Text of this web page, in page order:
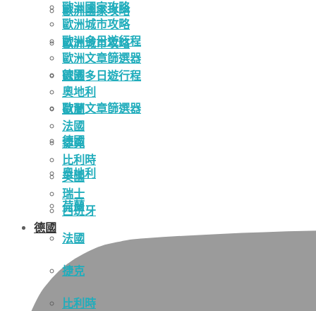
歐洲國家攻略
歐洲城市攻略
歐洲多日遊行程
歐洲文章篩選器
德國
奧地利
荷蘭
法國
捷克
比利時
歐洲國家攻略
歐洲城市攻略
歐洲多日遊行程
歐洲文章篩選器
德國
奧地利
荷蘭
法國
捷克
比利時
英國
瑞士
西班牙
德國